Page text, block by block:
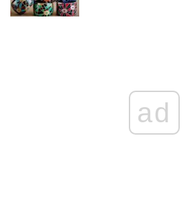
ad